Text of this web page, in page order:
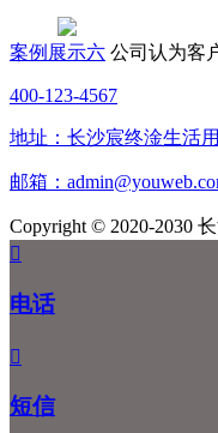
案例展示六 公司认为客
400-123-4567
地址：长沙宸终淦生活
邮箱：
Copyright © 2020-2030

电话

短信